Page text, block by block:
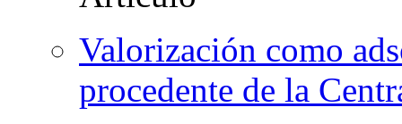
Valorización como
procedente de la